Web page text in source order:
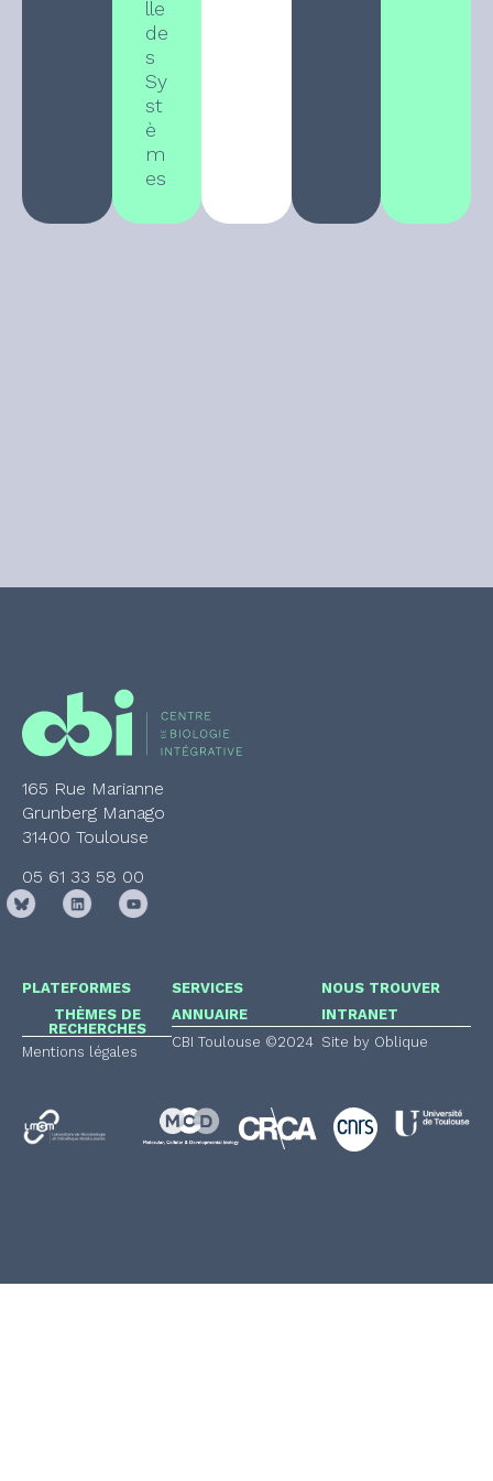
lle
de
s
Sy
st
è
m
es
165 Rue Marianne
Grunberg Manago
31400 Toulouse
05 61 33 58 00
PLATEFORMES
THÈMES DE
RECHERCHES
Mentions légales
SERVICES
ANNUAIRE
CBI Toulouse ©2024
NOUS TROUVER
INTRANET
Site by Oblique